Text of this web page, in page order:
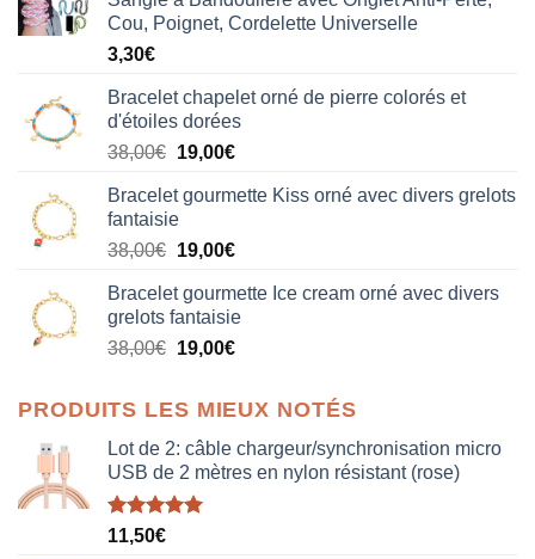
Cou, Poignet, Cordelette Universelle
3,30€
Bracelet chapelet orné de pierre colorés et
d'étoiles dorées
38,00€ Le
initial
était :
38,00€.
19,00€Le
actuel
19,00€.
Bracelet gourmette Kiss orné avec divers grelots
fantaisie
38,00€ Le
initial
était :
38,00€.
19,00€Le
actuel
est :
19,00€.
Bracelet gourmette Ice cream orné avec divers
grelots fantaisie
38,00€ Le
était :
38,00€.
19,00€Le
est :
19,00€.
PRODUITS LES MIEUX NOTÉS
Lot de 2: câble chargeur/synchronisation micro
USB de 2 mètres en nylon résistant (rose)
Note5.00
11,50€